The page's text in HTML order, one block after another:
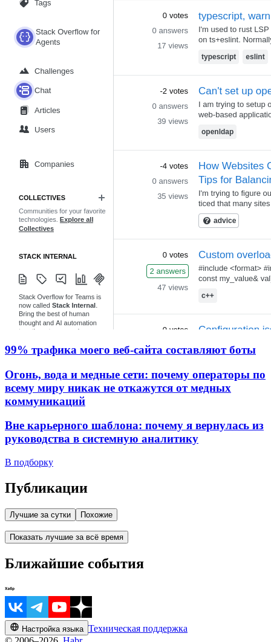
99% трафика моего веб‑сайта составляют боты
Огонь, вода и медные сети: почему операторы по
всему миру никак не откажутся от медных
коммуникаций
Вне карьерного шаблона: почему я вернулась из
руководства в системную аналитику
В подборку
Публикации
Лучшие за сутки Похожие
Показать лучшие за всё время
Ближайшие события
Настройка языка Техническая поддержка